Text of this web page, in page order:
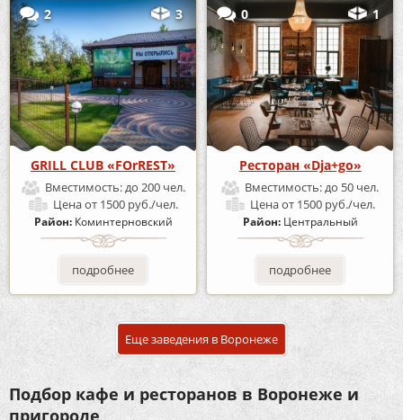
2 3
GRILL CLUB «FOrREST»
Вместимость:до 200 чел.
Ценаот 1500 руб./чел.
Район: Коминтерновский
подробнее
0 1
Ресторан «Dja+go»
Вместимость:до 50 чел.
Ценаот 1500 руб./чел.
Район: Центральный
подробнее
Еще заведения в Воронеже
Подбор кафе и ресторанов в Воронеже и
пригороде